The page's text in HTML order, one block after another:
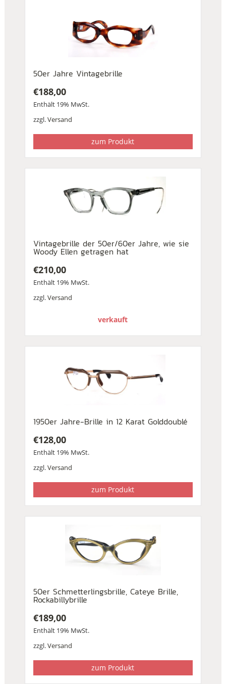
50er Jahre Vintagebrille
€188,00
Enthält 19% MwSt.
zzgl.Versand
zum Produkt
Vintagebrille der 50er/60er Jahre, wie sie
Woody Ellen getragen hat
€210,00
Enthält 19% MwSt.
zzgl.Versand
verkauft
1950er Jahre-Brille in 12 Karat Golddoublé
€128,00
Enthält 19% MwSt.
zzgl.Versand
zum Produkt
50er Schmetterlingsbrille, Cateye Brille,
Rockabillybrille
€189,00
Enthält 19% MwSt.
zzgl.Versand
zum Produkt